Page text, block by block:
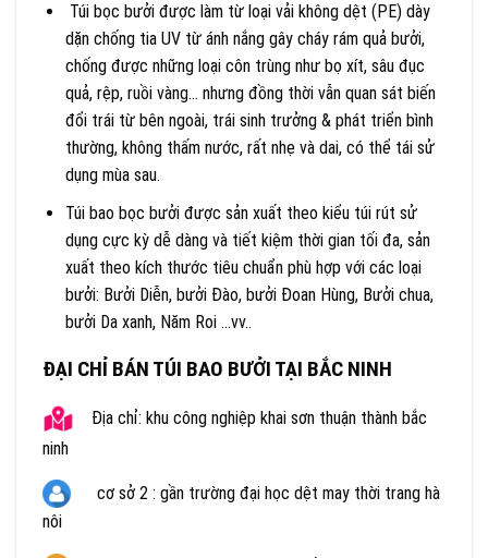
Túi bọc bưởi được làm từ loại vải không dệt (PE) dày
dặn chống tia UV từ ánh nắng gây cháy rám quả bưởi,
chống được những loại côn trùng như bọ xít, sâu đục
quả, rệp, ruồi vàng… nhưng đồng thời vẫn quan sát biến
đổi trái từ bên ngoài, trái sinh trưởng & phát triển bình
thường, không thấm nước, rất nhẹ và dai, có thể tái sử
dụng mùa sau.
Túi bao bọc bưởi được sản xuất theo kiểu túi rút sử
dụng cực kỳ dễ dàng và tiết kiệm thời gian tối đa, sản
xuất theo kích thước tiêu chuẩn phù hợp với các loại
bưởi: Bưởi Diễn, bưởi Đào, bưởi Đoan Hùng, Bưởi chua,
bưởi Da xanh, Năm Roi …vv..
ĐẠI CHỈ BÁN TÚI BAO BƯỞI TẠI BẮC NINH
Địa chỉ: khu công nghiệp khai sơn thuận thành bắc
ninh
cơ sở 2 : gần trường đại học dệt may thời trang hà
nôi